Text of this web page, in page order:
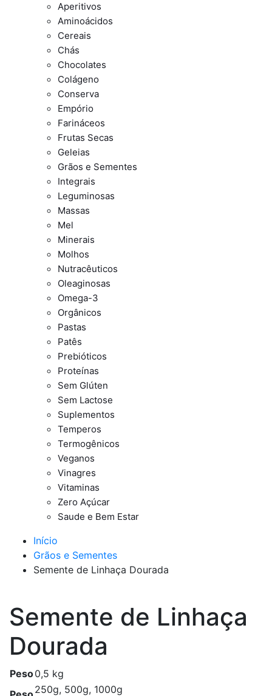
Aperitivos
Aminoácidos
Cereais
Chás
Chocolates
Colágeno
Conserva
Empório
Farináceos
Frutas Secas
Geleias
Grãos e Sementes
Integrais
Leguminosas
Massas
Mel
Minerais
Molhos
Nutracêuticos
Oleaginosas
Omega-3
Orgânicos
Pastas
Patês
Prebióticos
Proteínas
Sem Glúten
Sem Lactose
Suplementos
Temperos
Termogênicos
Veganos
Vinagres
Vitaminas
Zero Açúcar
Saude e Bem Estar
Início
Grãos e Sementes
Semente de Linhaça Dourada
Semente de Linhaça
Dourada
Peso0,5 kg
250g, 500g, 1000g